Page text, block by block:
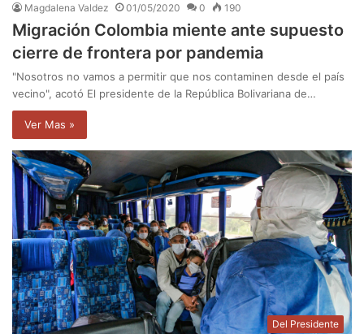
Magdalena Valdez 01/05/2020 0 190
Migración Colombia miente ante supuesto
cierre de frontera por pandemia
"Nosotros no vamos a permitir que nos contaminen desde el país
vecino", acotó El presidente de la República Bolivariana de…
Ver Mas »
Del Presidente